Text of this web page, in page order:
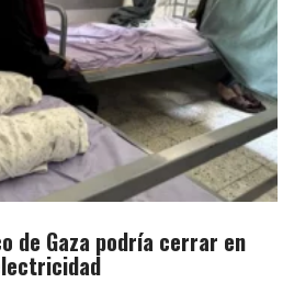
de Gaza podría cerrar en